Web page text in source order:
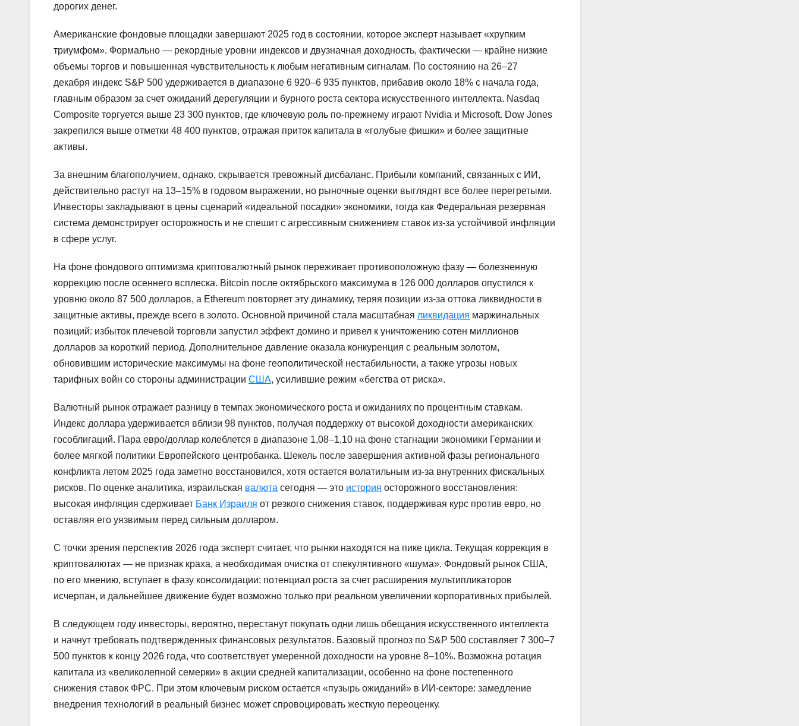
дорогих денег.
Американские фондовые площадки завершают 2025 год в состоянии, которое эксперт называет «хрупким
триумфом». Формально — рекордные уровни индексов и двузначная доходность, фактически — крайне низкие
объемы торгов и повышенная чувствительность к любым негативным сигналам. По состоянию на 26–27
декабря индекс S&P 500 удерживается в диапазоне 6 920–6 935 пунктов, прибавив около 18% с начала года,
главным образом за счет ожиданий дерегуляции и бурного роста сектора искусственного интеллекта. Nasdaq
Composite торгуется выше 23 300 пунктов, где ключевую роль по-прежнему играют Nvidia и Microsoft. Dow Jones
закрепился выше отметки 48 400 пунктов, отражая приток капитала в «голубые фишки» и более защитные
активы.
За внешним благополучием, однако, скрывается тревожный дисбаланс. Прибыли компаний, связанных с ИИ,
действительно растут на 13–15% в годовом выражении, но рыночные оценки выглядят все более перегретыми.
Инвесторы закладывают в цены сценарий «идеальной посадки» экономики, тогда как Федеральная резервная
система демонстрирует осторожность и не спешит с агрессивным снижением ставок из-за устойчивой инфляции
в сфере услуг.
На фоне фондового оптимизма криптовалютный рынок переживает противоположную фазу — болезненную
коррекцию после осеннего всплеска. Bitcoin после октябрьского максимума в 126 000 долларов опустился к
уровню около 87 500 долларов, а Ethereum повторяет эту динамику, теряя позиции из-за оттока ликвидности в
защитные активы, прежде всего в золото. Основной причиной стала масштабная ликвидация маржинальных
позиций: избыток плечевой торговли запустил эффект домино и привел к уничтожению сотен миллионов
долларов за короткий период. Дополнительное давление оказала конкуренция с реальным золотом,
обновившим исторические максимумы на фоне геополитической нестабильности, а также угрозы новых
тарифных войн со стороны администрации США, усилившие режим «бегства от риска».
Валютный рынок отражает разницу в темпах экономического роста и ожиданиях по процентным ставкам.
Индекс доллара удерживается вблизи 98 пунктов, получая поддержку от высокой доходности американских
гособлигаций. Пара евро/доллар колеблется в диапазоне 1,08–1,10 на фоне стагнации экономики Германии и
более мягкой политики Европейского центробанка. Шекель после завершения активной фазы регионального
конфликта летом 2025 года заметно восстановился, хотя остается волатильным из-за внутренних фискальных
рисков. По оценке аналитика, израильская валюта сегодня — это история осторожного восстановления:
высокая инфляция сдерживает Банк Израиля от резкого снижения ставок, поддерживая курс против евро, но
оставляя его уязвимым перед сильным долларом.
С точки зрения перспектив 2026 года эксперт считает, что рынки находятся на пике цикла. Текущая коррекция в
криптовалютах — не признак краха, а необходимая очистка от спекулятивного «шума». Фондовый рынок США,
по его мнению, вступает в фазу консолидации: потенциал роста за счет расширения мультипликаторов
исчерпан, и дальнейшее движение будет возможно только при реальном увеличении корпоративных прибылей.
В следующем году инвесторы, вероятно, перестанут покупать одни лишь обещания искусственного интеллекта
и начнут требовать подтвержденных финансовых результатов. Базовый прогноз по S&P 500 составляет 7 300–7
500 пунктов к концу 2026 года, что соответствует умеренной доходности на уровне 8–10%. Возможна ротация
капитала из «великолепной семерки» в акции средней капитализации, особенно на фоне постепенного
снижения ставок ФРС. При этом ключевым риском остается «пузырь ожиданий» в ИИ-секторе: замедление
внедрения технологий в реальный бизнес может спровоцировать жесткую переоценку.